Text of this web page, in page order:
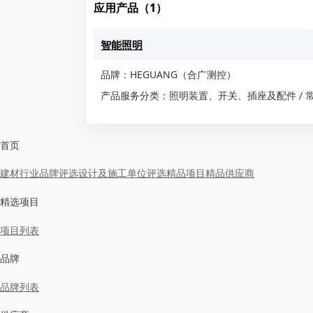
应用产品（1）
智能照明
品牌：HEGUANG（合广测控）
产品服务分类：照明装置、开关、插座及配件 /
首页
建材行业品牌评选设计及施工单位评选精品项目精品供应商
精选项目
项目列表
品牌
品牌列表